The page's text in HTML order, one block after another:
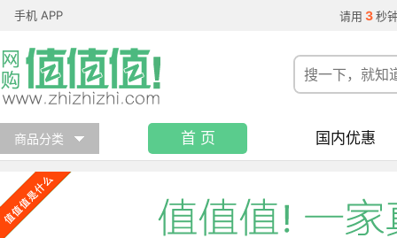
手机 APP 请用 3 秒
商品分类 首 页 国内优惠